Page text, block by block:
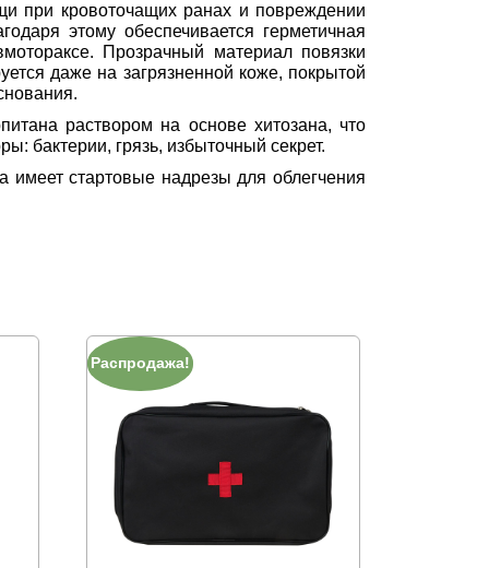
при кровоточащих ранах и повреждении
этому обеспечивается герметичная
Прозрачный материал повязки
даже на загрязненной коже, покрытой
раствором на основе хитозана, что
бактерии, грязь, избыточный секрет.
имеет стартовые надрезы для облегчения
Распродажа!